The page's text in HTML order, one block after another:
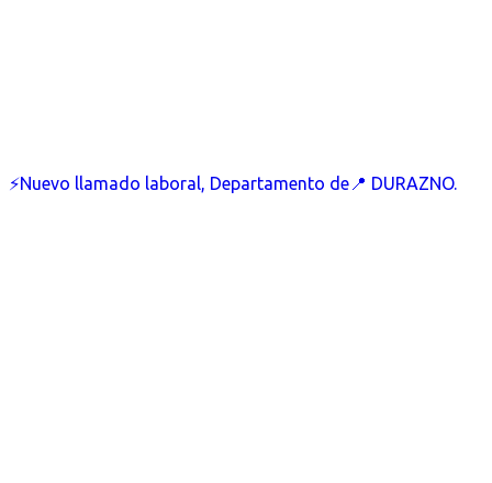
⚡Nuevo llamado laboral, Departamento de📍 DURAZNO.